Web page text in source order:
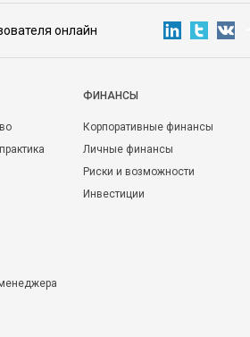
онлайн
ФИНАНСЫ
Корпоративные финансы
Личные финансы
Риски и возможности
Инвестиции